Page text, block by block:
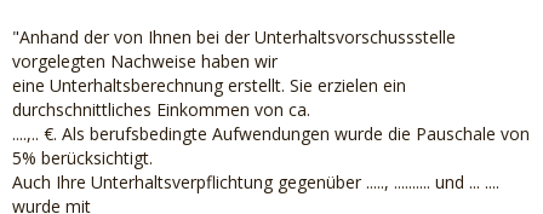
"Anhand der von Ihnen bei der Unterhaltsvorschussstelle
vorgelegten Nachweise haben wir
eine Unterhaltsberechnung erstellt. Sie erzielen ein
durchschnittliches Einkommen von ca.
....,.. €. Als berufsbedingte Aufwendungen wurde die Pauschale von
5% berücksichtigt.
Auch Ihre Unterhaltsverpflichtung gegenüber ....., .......... und ... ....
wurde mit